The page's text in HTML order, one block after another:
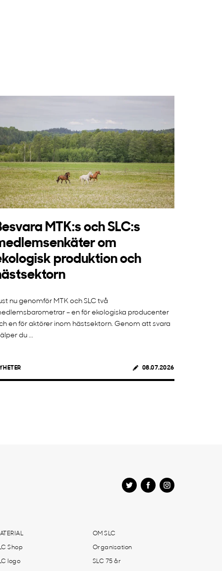
MTK:s och SLC:s
om
produktion och
nu genomför MTK och SLC två
– en för ekologiska producenter
en för aktörer inom hästsektorn. Genom att svara
du ...
08.07.2026
Shop
logo
OM SLC
Organisation
SLC 75 år